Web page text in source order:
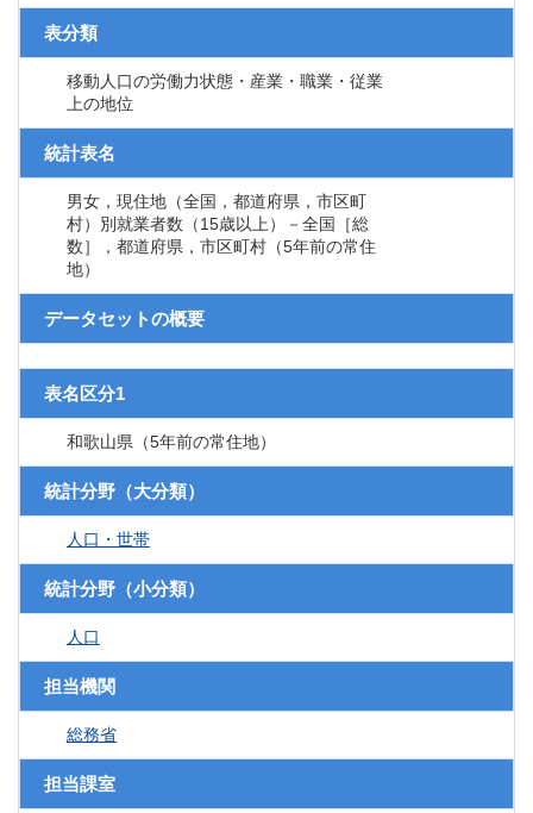
表分類
移動人口の労働力状態・産業・職業・従業
上の地位
統計表名
男女，現住地（全国，都道府県，市区町
村）別就業者数（15歳以上）－全国［総
数］，都道府県，市区町村（5年前の常住
地）
データセットの概要
表名区分1
和歌山県（5年前の常住地）
統計分野（大分類）
人口・世帯
統計分野（小分類）
人口
担当機関
総務省
担当課室